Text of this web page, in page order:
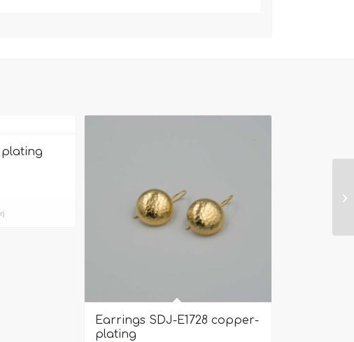
plating
Earrings SDJ-E1728 copper-
plating